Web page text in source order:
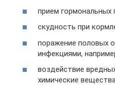
прием гормональных
скудность при
поражение половых
инфекциями,
воздействие
химические